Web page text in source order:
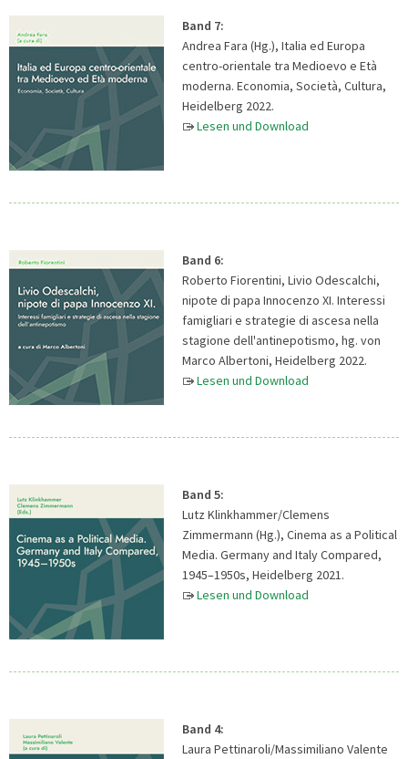
Band 7:
Andrea Fara (Hg.), Italia ed Europa
centro-orientale tra Medioevo e Età
moderna. Economia, Società, Cultura,
Heidelberg 2022.
Lesen und Download
Band 6:
Roberto Fiorentini, Livio Odescalchi,
nipote di papa Innocenzo XI. Interessi
famigliari e strategie di ascesa nella
stagione dell'antinepotismo, hg. von
Marco Albertoni, Heidelberg 2022.
Lesen und Download
Band 5:
Lutz Klinkhammer/Clemens
Zimmermann (Hg.), Cinema as a Political
Media. Germany and Italy Compared,
1945–1950s, Heidelberg 2021.
Lesen und Download
Band 4:
Laura Pettinaroli/Massimiliano Valente